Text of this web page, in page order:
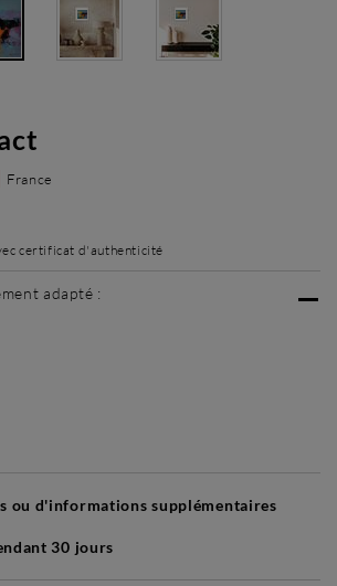
France
certificat d'authenticité
adapté :
ou d'informations supplémentaires
30 jours